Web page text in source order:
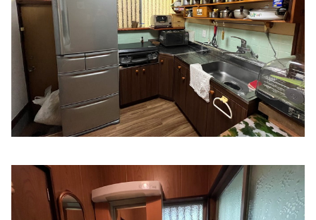
三重県伊勢市御薗町長屋１９９７−１ マップで見る